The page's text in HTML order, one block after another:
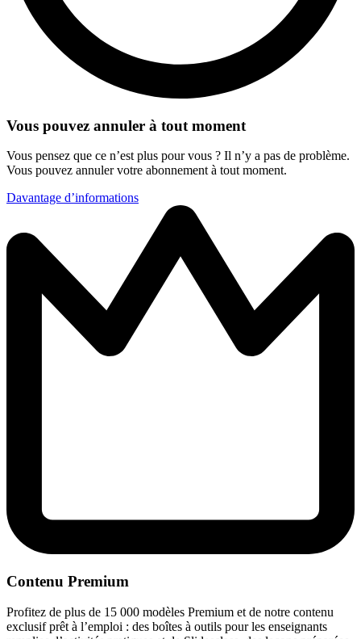
Vous pouvez annuler à tout moment
Vous pensez que ce n’est plus pour vous ? Il n’y a pas de problème.
Vous pouvez annuler votre abonnement à tout moment.
Davantage d’informations
Contenu Premium
Profitez de plus de 15 000 modèles Premium et de notre contenu
exclusif prêt à l’emploi : des boîtes à outils pour les enseignants